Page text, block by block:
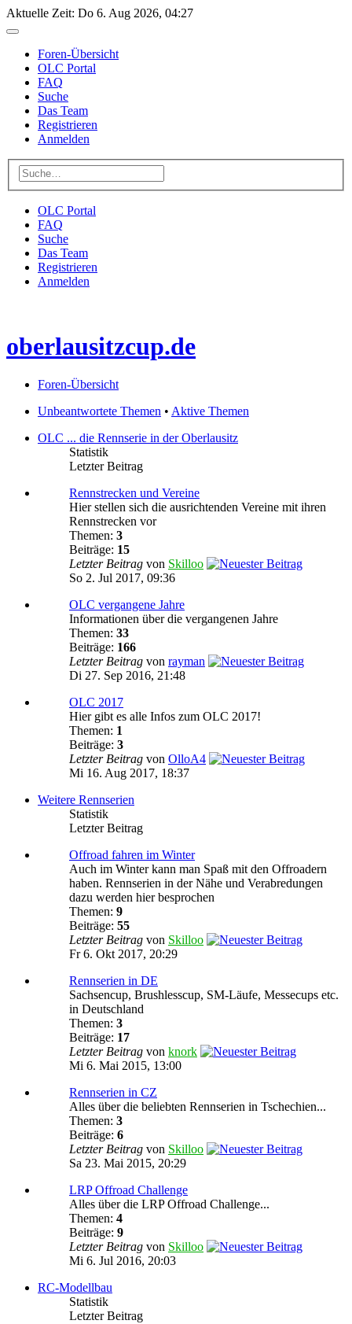
Aktuelle Zeit: Do 6. Aug 2026, 04:27
Foren-Übersicht
OLC Portal
FAQ
Suche
Das Team
Registrieren
Anmelden
OLC Portal
FAQ
Suche
Das Team
Registrieren
Anmelden
oberlausitzcup.de
Foren-Übersicht
Unbeantwortete Themen • Aktive Themen
OLC ... die Rennserie in der Oberlausitz
Statistik
Letzter Beitrag
Rennstrecken und Vereine
Hier stellen sich die ausrichtenden Vereine mit ihren
Rennstrecken vor
Themen: 3
Beiträge: 15
Letzter Beitrag von Skilloo
So 2. Jul 2017, 09:36
OLC vergangene Jahre
Informationen über die vergangenen Jahre
Themen: 33
Beiträge: 166
Letzter Beitrag von rayman
Di 27. Sep 2016, 21:48
OLC 2017
Hier gibt es alle Infos zum OLC 2017!
Themen: 1
Beiträge: 3
Letzter Beitrag von OlloA4
Mi 16. Aug 2017, 18:37
Weitere Rennserien
Statistik
Letzter Beitrag
Offroad fahren im Winter
Auch im Winter kann man Spaß mit den Offroadern
haben. Rennserien in der Nähe und Verabredungen
dazu werden hier besprochen
Themen: 9
Beiträge: 55
Letzter Beitrag von Skilloo
Fr 6. Okt 2017, 20:29
Rennserien in DE
Sachsencup, Brushlesscup, SM-Läufe, Messecups etc.
in Deutschland
Themen: 3
Beiträge: 17
Letzter Beitrag von knork
Mi 6. Mai 2015, 13:00
Rennserien in CZ
Alles über die beliebten Rennserien in Tschechien...
Themen: 3
Beiträge: 6
Letzter Beitrag von Skilloo
Sa 23. Mai 2015, 20:29
LRP Offroad Challenge
Alles über die LRP Offroad Challenge...
Themen: 4
Beiträge: 9
Letzter Beitrag von Skilloo
Mi 6. Jul 2016, 20:03
RC-Modellbau
Statistik
Letzter Beitrag